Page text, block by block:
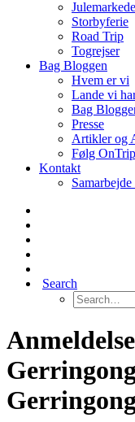
Storbyferie
Road Trip
Togrejser
Bag Bloggen
Hvem er vi
Lande vi
Bag
Presse
Artikler og
Følg
Kontakt
Search